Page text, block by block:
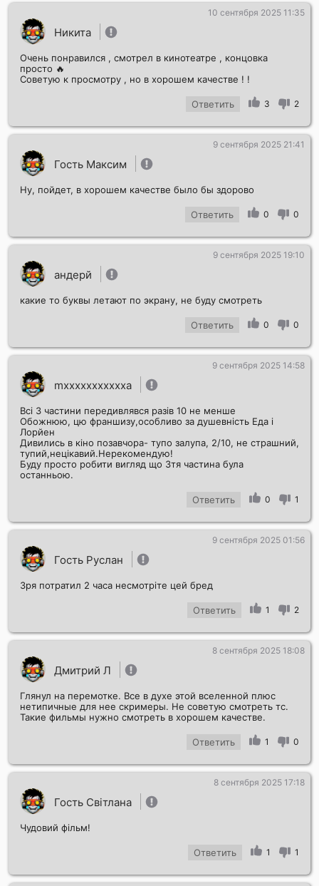
Никита
10 сентября 2025 11:35
Очень понравился , смотрел в кинотеатре , концовка
просто 🔥
Советую к просмотру , но в хорошем качестве ! !
Ответить 3 2
Гость Максим
9 сентября 2025 21:41
Ну, пойдет, в хорошем качестве было бы здорово
Ответить 0 0
андерй
9 сентября 2025 19:10
какие то буквы летают по экрану, не буду смотреть
Ответить 0 0
mxxxxxxxxxxxa
9 сентября 2025 14:58
Всі 3 частини передивлявся разів 10 не менше
Обожнюю, цю франшизу,особливо за душевність Еда і
Лорйен
Дивились в кіно позавчора- тупо залупа, 2/10, не страшний,
тупий,нецікавий.Нерекомендую!
Буду просто робити вигляд що 3тя частина була
останньою.
Ответить 0 1
Гость Руслан
9 сентября 2025 01:56
Зря потратил 2 часа несмотріте цей бред
Ответить 1 2
Дмитрий Л
8 сентября 2025 18:08
Глянул на перемотке. Все в духе этой вселенной плюс
нетипичные для нее скримеры. Не советую смотреть тс.
Такие фильмы нужно смотреть в хорошем качестве.
Ответить 1 0
Гость Світлана
8 сентября 2025 17:18
Чудовий фільм!
Ответить 1 1